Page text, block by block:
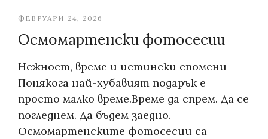
ФЕВРУАРИ 24, 2026
Осмомартенски фотосесии
Нежност, време и истински спомени
Понякога най-хубавият подарък е
просто малко време.Време да спрем. Да се
погледнем. Да бъдем заедно.
Осмомартенските фотосесии са